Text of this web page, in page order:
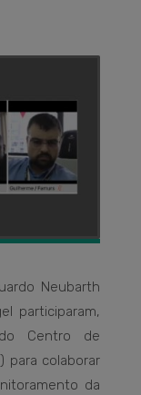
Neubarth
participaram,
Centro de
para colaborar
da